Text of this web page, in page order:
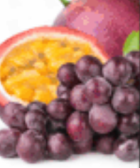
e Pagamento
Reembolso e